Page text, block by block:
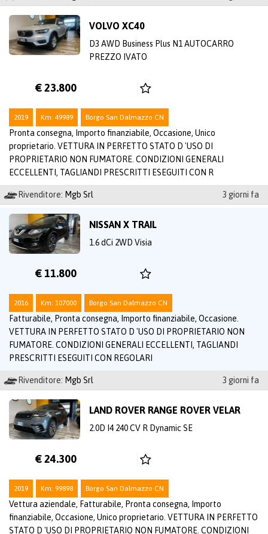
VOLVO XC40
D3 AWD Business Plus N1 AUTOCARRO
PREZZO IVATO
€ 23.800
2019 Km: 49989 Borgo San Dalmazzo CN
Pronta consegna, Importo finanziabile, Occasione, Unico
proprietario. VETTURA IN PERFETTO STATO D 'USO DI
PROPRIETARIO NON FUMATORE. CONDIZIONI GENERALI
ECCELLENTI, TAGLIANDI PRESCRITTI ESEGUITI CON R
Rivenditore: Mgb Srl 3 giorni fa
NISSAN X TRAIL
1.6 dCi 2WD Visia
€ 11.800
2016 Km: 107000 Borgo San Dalmazzo CN
Fatturabile, Pronta consegna, Importo finanziabile, Occasione.
VETTURA IN PERFETTO STATO D 'USO DI PROPRIETARIO NON
FUMATORE. CONDIZIONI GENERALI ECCELLENTI, TAGLIANDI
PRESCRITTI ESEGUITI CON REGOLARI
Rivenditore: Mgb Srl 3 giorni fa
LAND ROVER RANGE ROVER VELAR
2.0D I4 240 CV R Dynamic SE
€ 24.300
2019 Km: 99898 Borgo San Dalmazzo CN
Vettura aziendale, Fatturabile, Pronta consegna, Importo
finanziabile, Occasione, Unico proprietario. VETTURA IN PERFETTO
STATO D 'USO DI PROPRIETARIO NON FUMATORE. CONDIZIONI